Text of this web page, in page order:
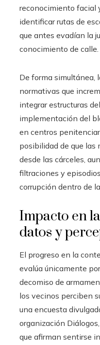
reconocimiento facial
identificar rutas de
que antes evadían la
conocimiento de calle.
De forma simultánea,
normativas que
integrar estructuras
implementación del
en centros
posibilidad de que las
desde las cárceles,
filtraciones y
corrupción dentro de
Impacto en
datos y
El progreso en la
evalúa únicamente
decomiso de
los vecinos perciben
una encuesta
organización
que afirman sentirse